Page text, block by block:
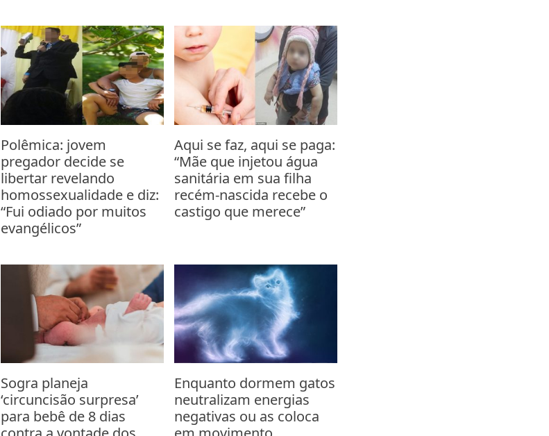
Polêmica: jovem
pregador decide se
libertar revelando
homossexualidade e diz:
“Fui odiado por muitos
evangélicos”
Aqui se faz, aqui se paga:
“Mãe que injetou água
sanitária em sua filha
recém-nascida recebe o
castigo que merece”
Sogra planeja
‘circuncisão surpresa’
para bebê de 8 dias
Enquanto dormem gatos
neutralizam energias
negativas ou as coloca